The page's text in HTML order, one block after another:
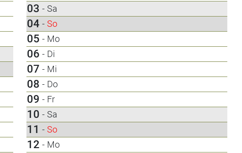
03 - Sa
04 - So
05 - Mo
06 - Di
07 - Mi
08 - Do
09 - Fr
10 - Sa
11 - So
12 - Mo